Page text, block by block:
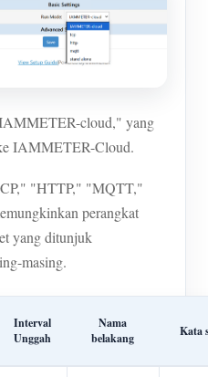
cloud," yang
IAMMETER-Cloud.
"HTTP," "MQTT,"
perangkat
yang ditunjuk
masing.
Interval
Unggah
Nama
belakang
Kata